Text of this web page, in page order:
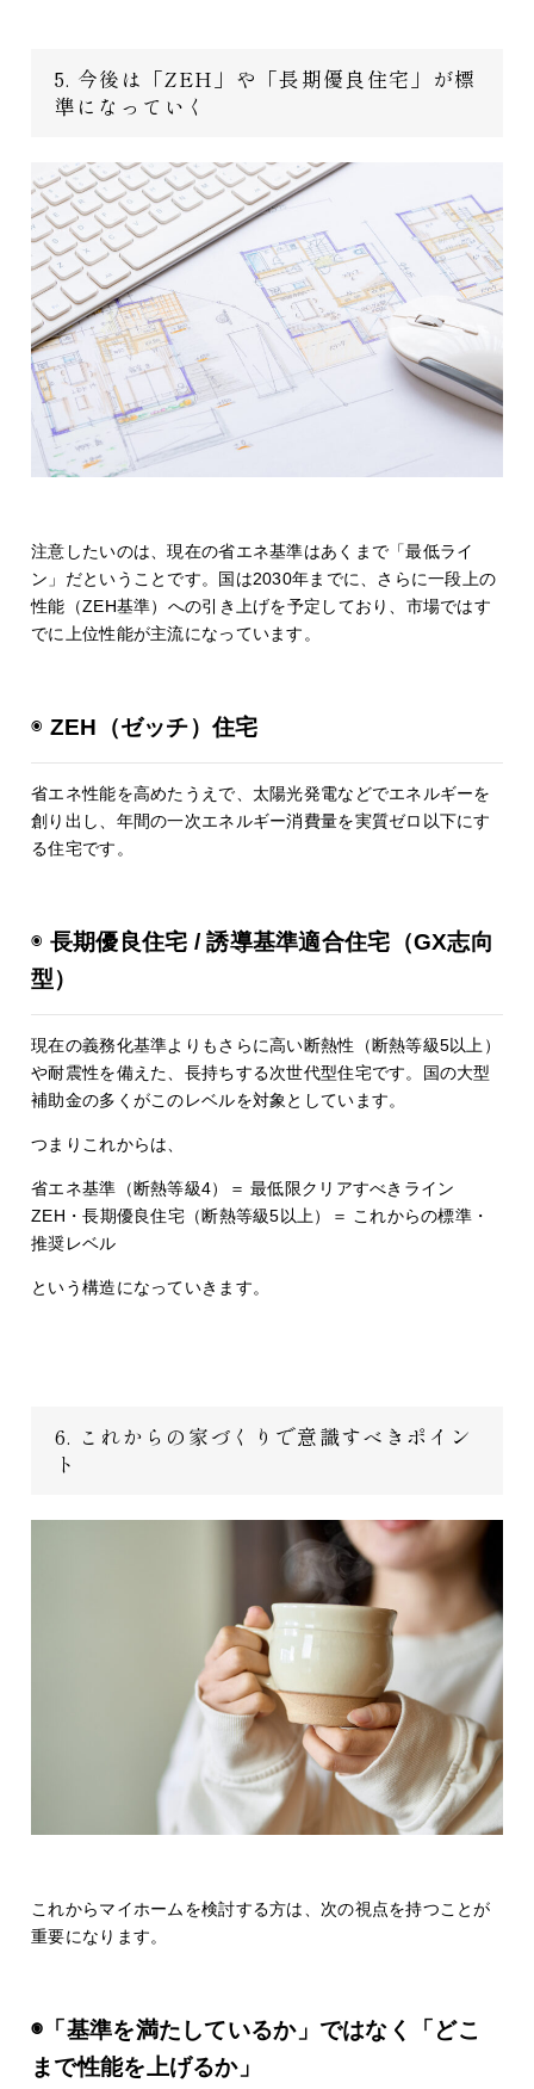
5. 今後は「ZEH」や「長期優良住宅」が標
準になっていく
注意したいのは、現在の省エネ基準はあくまで「最低ライ
ン」だということです。国は2030年までに、さらに一段上の
性能（ZEH基準）への引き上げを予定しており、市場ではす
でに上位性能が主流になっています。
◉ ZEH（ゼッチ）住宅
省エネ性能を高めたうえで、太陽光発電などでエネルギーを
創り出し、年間の一次エネルギー消費量を実質ゼロ以下にす
る住宅です。
◉ 長期優良住宅 / 誘導基準適合住宅（GX志向
型）
現在の義務化基準よりもさらに高い断熱性（断熱等級5以上）
や耐震性を備えた、長持ちする次世代型住宅です。国の大型
補助金の多くがこのレベルを対象としています。
つまりこれからは、
省エネ基準（断熱等級4）＝ 最低限クリアすべきライン
ZEH・長期優良住宅（断熱等級5以上）＝ これからの標準・
推奨レベル
という構造になっていきます。
6. これからの家づくりで意識すべきポイン
ト
これからマイホームを検討する方は、次の視点を持つことが
重要になります。
◉「基準を満たしているか」ではなく「どこ
まで性能を上げるか」